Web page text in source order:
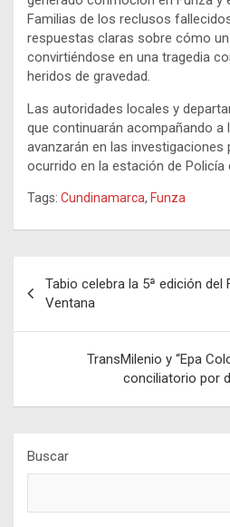
Familias de los reclusos
respuestas claras sobre cómo
convirtiéndose en una tragedia
heridos de gravedad.
Las autoridades locales y
que continuarán acompañando
avanzarán en las investigaciones
ocurrido en la estación de Policía
Tags: Cundinamarca, Funza
de
entradas
Tabio celebra la 5ª edición del
Ventana
TransMilenio y “Epa
conciliatorio por
Buscar